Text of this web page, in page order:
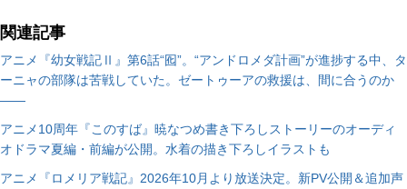
関連記事
アニメ『幼女戦記Ⅱ』第6話“囮”。“アンドロメダ計画”が進捗する中、タ
ーニャの部隊は苦戦していた。ゼートゥーアの救援は、間に合うのか
――
アニメ10周年『このすば』暁なつめ書き下ろしストーリーのオーディ
オドラマ夏編・前編が公開。水着の描き下ろしイラストも
アニメ『ロメリア戦記』2026年10月より放送決定。新PV公開＆追加声